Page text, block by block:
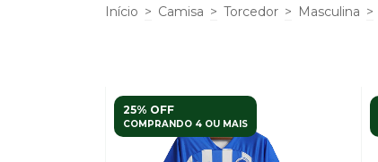
Início > Camisa > Torcedor > Masculina >
25% OFF
COMPRANDO 4 OU MAIS